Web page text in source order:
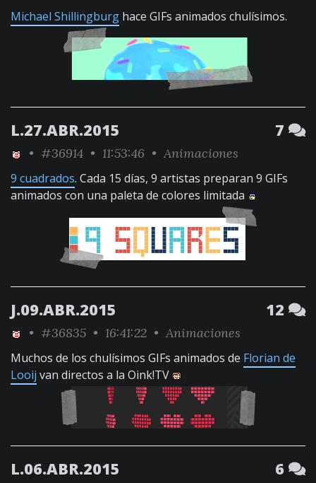
Michael Shillingburg hace GIFs animados chulísimos.
L.27.ABR.2015 7
• #36914 • 11:53:46 • Animaciones
9 cuadrados. Cada 15 días, 9 artistas preparan 9 GIFs
animados con una paleta de colores limitada
J.09.ABR.2015 12
• #36835 • 16:41:22 • Animaciones
Muchos de los chulísimos GIFs animados de Florian de
Looij van directos a la Oink!TV
L.06.ABR.2015 6